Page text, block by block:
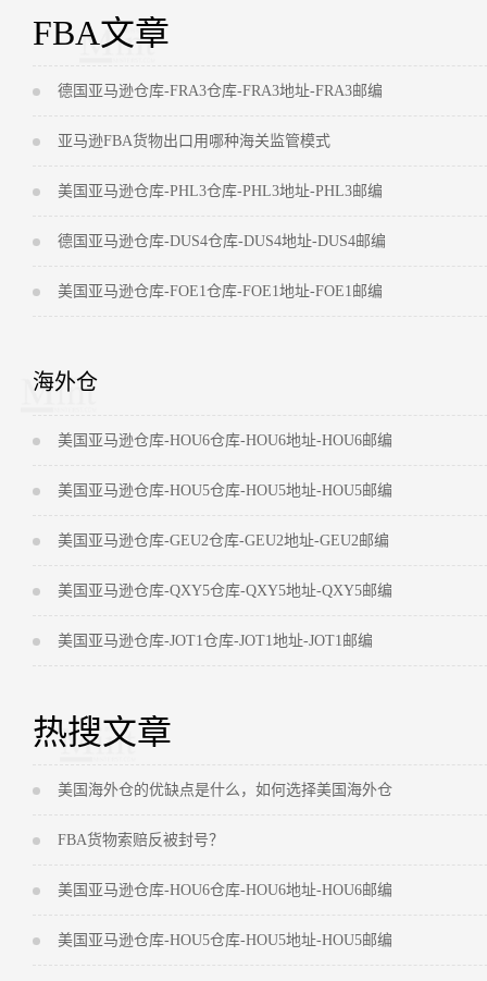
FBA文章
德国亚马逊仓库-FRA3仓库-FRA3地址-FRA3邮编
亚马逊FBA货物出口用哪种海关监管模式
美国亚马逊仓库-PHL3仓库-PHL3地址-PHL3邮编
德国亚马逊仓库-DUS4仓库-DUS4地址-DUS4邮编
美国亚马逊仓库-FOE1仓库-FOE1地址-FOE1邮编
海外仓
美国亚马逊仓库-HOU6仓库-HOU6地址-HOU6邮编
美国亚马逊仓库-HOU5仓库-HOU5地址-HOU5邮编
美国亚马逊仓库-GEU2仓库-GEU2地址-GEU2邮编
美国亚马逊仓库-QXY5仓库-QXY5地址-QXY5邮编
美国亚马逊仓库-JOT1仓库-JOT1地址-JOT1邮编
热搜文章
美国海外仓的优缺点是什么，如何选择美国海外仓
FBA货物索赔反被封号？
美国亚马逊仓库-HOU6仓库-HOU6地址-HOU6邮编
美国亚马逊仓库-HOU5仓库-HOU5地址-HOU5邮编